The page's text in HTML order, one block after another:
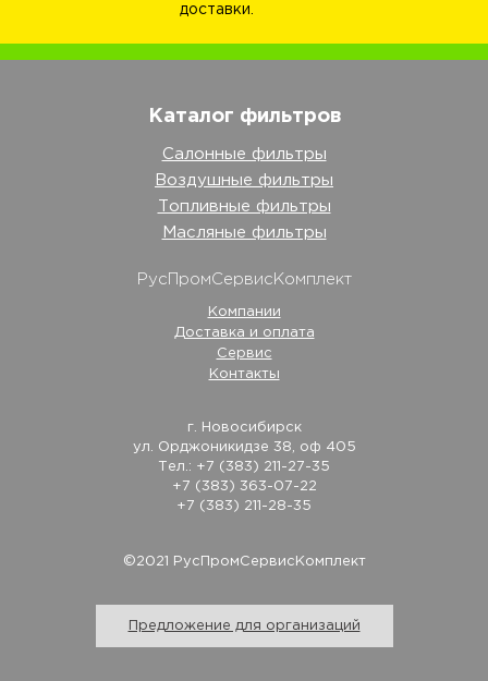
доставки.
©2021 РусПромСервисКомплект
Предложение для организаций
Каталог фильтров
Салонные фильтры
Воздушные фильтры
Топливные фильтры
Масляные фильтры
РусПромСервисКомплект
Компании
Доставка и оплата
Сервис
Контакты
г. Новосибирск
ул. Орджоникидзе 38, оф 405
Тел.: +7 (383) 211-27-35
+7 (383) 363-07-22
+7 (383) 211-28-35